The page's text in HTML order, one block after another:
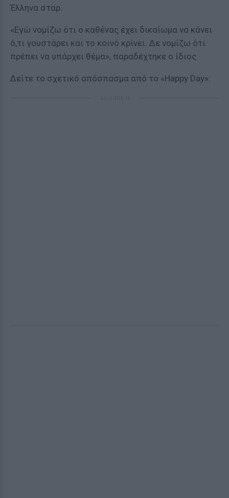
Έλληνα σταρ.
«Εγώ νομίζω ότι ο καθένας έχει δικαίωμα να κάνει
ό,τι γουστάρει και το κοινό κρίνει. Δε νομίζω ότι
πρέπει να υπάρχει θέμα», παραδέχτηκε ο ίδιος.
Δείτε το σχετικό απόσπασμα από το «Happy Day»: